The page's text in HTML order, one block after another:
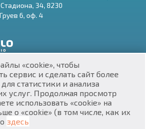
BG
34, 8230
6, оф. 4
продвижение сайтов
«cookie», чтобы
сервис и сделать сайт более
статистики и анализа
услуг. Продолжая просмотр
использовать «cookie» на
о «cookie» (в том числе, как их
здесь